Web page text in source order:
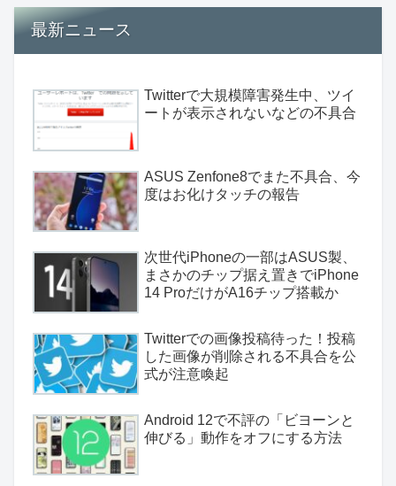
最新ニュース
Twitterで大規模障害発生中、ツイ
ートが表示されないなどの不具合
ASUS Zenfone8でまた不具合、今
度はお化けタッチの報告
次世代iPhoneの一部はASUS製、
まさかのチップ据え置きでiPhone
14 ProだけがA16チップ搭載か
Twitterでの画像投稿待った！投稿
した画像が削除される不具合を公
式が注意喚起
Android 12で不評の「ビヨーンと
伸びる」動作をオフにする方法